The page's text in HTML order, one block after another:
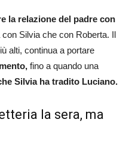
la relazione del padre con
Silvia che con Roberta. Il
alti, continua a portare
fino a quando una
Silvia ha tradito Luciano.
la sera, ma